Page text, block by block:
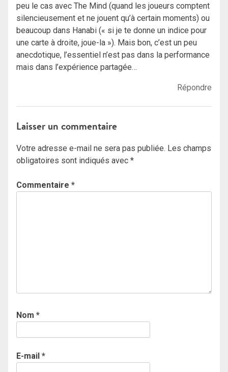
peu le cas avec The Mind (quand les joueurs comptent
silencieusement et ne jouent qu’à certain moments) ou
beaucoup dans Hanabi (« si je te donne un indice pour
une carte à droite, joue-la »). Mais bon, c’est un peu
anecdotique, l’essentiel n’est pas dans la performance
mais dans l’expérience partagée…
Répondre
Laisser un commentaire
Votre adresse e-mail ne sera pas publiée. Les champs
obligatoires sont indiqués avec *
Commentaire *
Nom *
E-mail *